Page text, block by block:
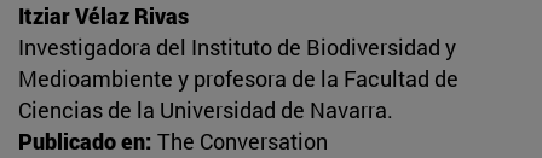
Itziar Vélaz Rivas
Investigadora del Instituto de Biodiversidad y
Medioambiente y profesora de la Facultad de
Ciencias de la Universidad de Navarra.
Publicado en: The Conversation